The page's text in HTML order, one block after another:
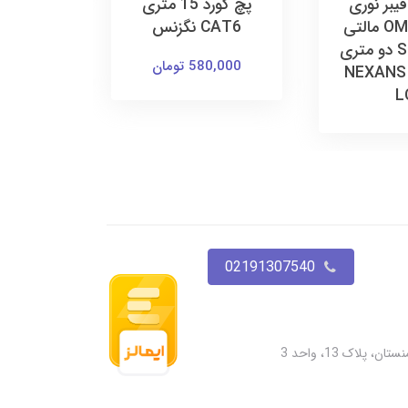
نوری
نگزنس OM3 مالتی
مود SC-LC دو متری
پچ کورد 15 متری
CAT6 نگزنس
580,000 تومان
02191307540
13، واحد 3